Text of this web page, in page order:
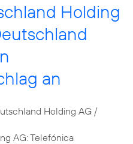
Holding
an
Holding AG /
AG: Telefónica